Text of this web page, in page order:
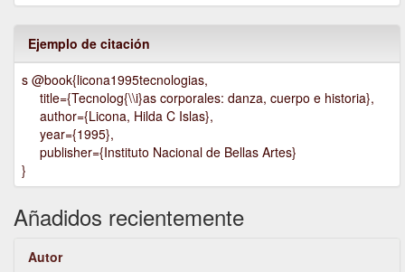
Ejemplo de citación
s @book{licona1995tecnologias,
title={Tecnolog{\\i}as corporales: danza, cuerpo e historia},
author={Licona, Hilda C Islas},
year={1995},
publisher={Instituto Nacional de Bellas Artes}
}
Añadidos recientemente
Autor